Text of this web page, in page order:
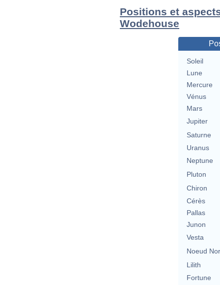
Positions et
Wodehouse
Soleil
Lune
Mercure
Vénus
Mars
Jupiter
Saturne
Uranus
Neptune
Pluton
Chiron
Cérès
Pallas
Junon
Vesta
Noeud
Lilith
Fortune